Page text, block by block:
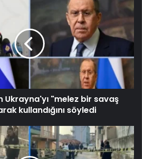
Ukrayna'yı "melez bir savaş
kullandığını söyledi